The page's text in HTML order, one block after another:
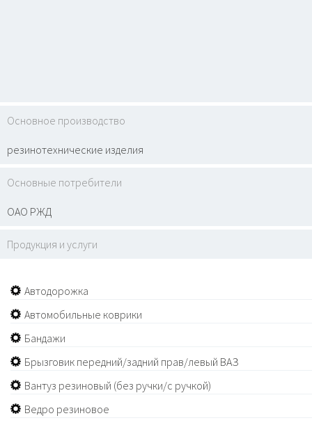
Основное производство
резинотехнические изделия
Основные потребители
ОАО РЖД
Продукция и услуги
Автодорожка
Автомобильные коврики
Бандажи
Брызговик передний/задний прав/левый ВАЗ
Вантуз резиновый (без ручки/с ручкой)
Ведро резиновое